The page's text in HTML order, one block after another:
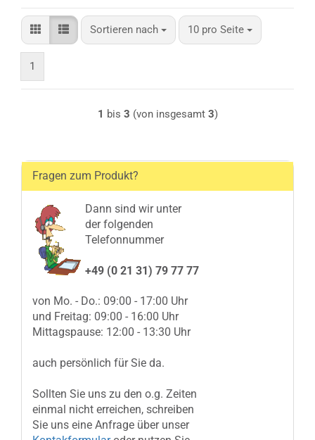
Sortieren nach
Sortieren nach 10 pro Seite
pro Seite
1
1 bis 3 (von insgesamt 3)
Fragen zum Produkt?
Dann sind wir unter
der folgenden
Telefonnummer
+49 (0 21 31) 79 77 77
von Mo. - Do.: 09:00 - 17:00 Uhr
und Freitag: 09:00 - 16:00 Uhr
Mittagspause: 12:00 - 13:30 Uhr
auch persönlich für Sie da.
Sollten Sie uns zu den o.g. Zeiten
einmal nicht erreichen, schreiben
Sie uns eine Anfrage über unser